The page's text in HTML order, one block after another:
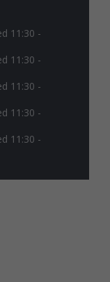
11:30 -
11:30 -
11:30 -
11:30 -
11:30 -